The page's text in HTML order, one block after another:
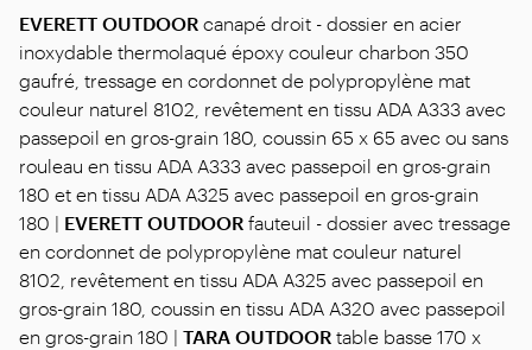
EVERETT OUTDOOR canapé droit - dossier en acier
inoxydable thermolaqué époxy couleur charbon 350
gaufré, tressage en cordonnet de polypropylène mat
couleur naturel 8102, revêtement en tissu ADA A333 avec
passepoil en gros-grain 180, coussin 65 x 65 avec ou sans
rouleau en tissu ADA A333 avec passepoil en gros-grain
180 et en tissu ADA A325 avec passepoil en gros-grain
180 | EVERETT OUTDOOR fauteuil - dossier avec tressage
en cordonnet de polypropylène mat couleur naturel
8102, revêtement en tissu ADA A325 avec passepoil en
gros-grain 180, coussin en tissu ADA A320 avec passepoil
en gros-grain 180 | TARA OUTDOOR table basse 170 x